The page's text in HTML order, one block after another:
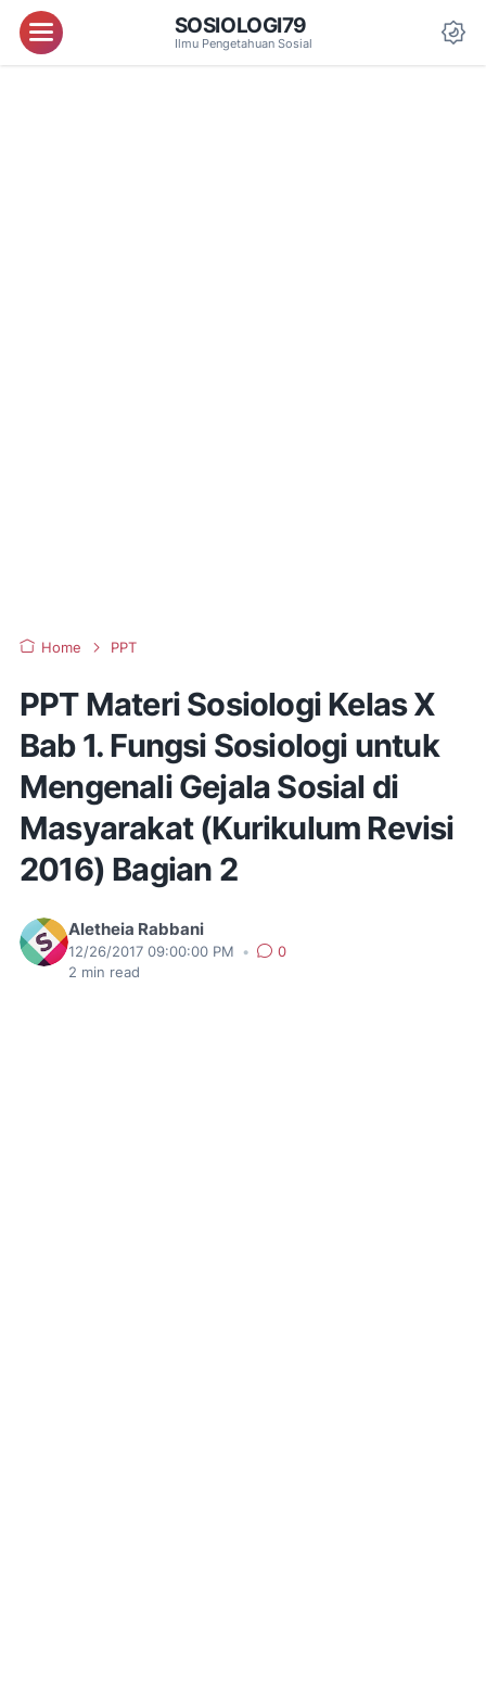
Menu SOSIOLOGI79
Ilmu Pengetahuan Sosial
Home PPT
PPT Materi Sosiologi Kelas X
Bab 1. Fungsi Sosiologi untuk
Mengenali Gejala Sosial di
Masyarakat (Kurikulum Revisi
2016) Bagian 2
Aletheia Rabbani
12/26/2017 09:00:00 PM •
0
2 min read